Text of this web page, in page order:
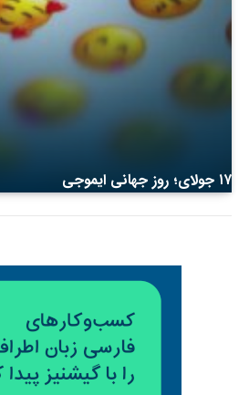
۱۷ جولای؛ روز جهانی ایموجی